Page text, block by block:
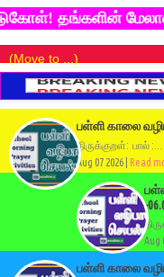
மேலான
பள்ளி காலை
திருக்குறள்: பால் :...
Aug 07 2026 |
Read
-
Aug
பள்ளி காலை